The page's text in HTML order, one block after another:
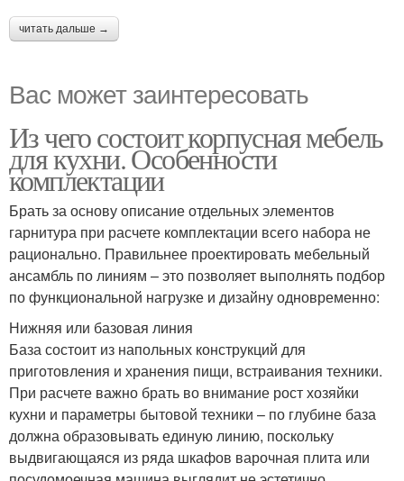
читать дальше →
Вас может заинтересовать
Из чего состоит корпусная мебель
для кухни. Особенности
комплектации
Брать за основу описание отдельных элементов
гарнитура при расчете комплектации всего набора не
рационально. Правильнее проектировать мебельный
ансамбль по линиям – это позволяет выполнять подбор
по функциональной нагрузке и дизайну одновременно:
Нижняя или базовая линия
База состоит из напольных конструкций для
приготовления и хранения пищи, встраивания техники.
При расчете важно брать во внимание рост хозяйки
кухни и параметры бытовой техники – по глубине база
должна образовывать единую линию, поскольку
выдвигающаяся из ряда шкафов варочная плита или